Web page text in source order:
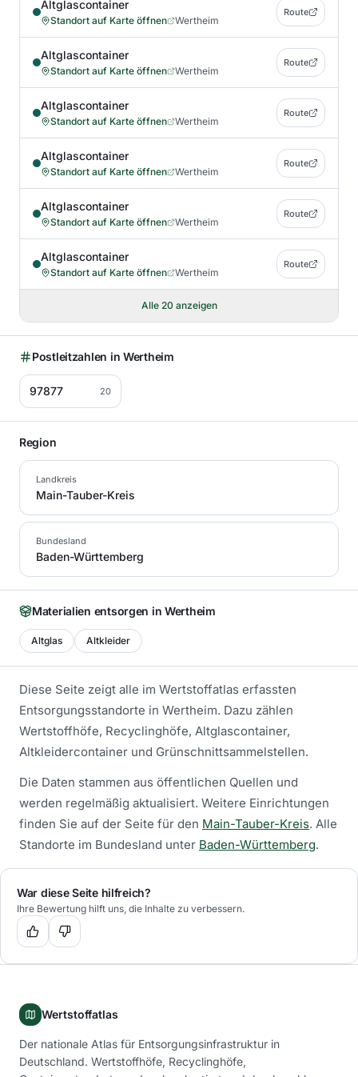
Altglascontainer
Standort auf Karte öffnen Wertheim
Route
Altglascontainer
Standort auf Karte öffnen Wertheim
Route
Altglascontainer
Standort auf Karte öffnen Wertheim
Route
Altglascontainer
Standort auf Karte öffnen Wertheim
Route
Altglascontainer
Standort auf Karte öffnen Wertheim
Route
Altglascontainer
Standort auf Karte öffnen Wertheim
Route
Alle 20 anzeigen
Postleitzahlen in Wertheim
97877 20
Region
Landkreis
Main-Tauber-Kreis
Bundesland
Baden-Württemberg
Materialien entsorgen inWertheim
Altglas Altkleider
Diese Seite zeigt alle im Wertstoffatlas erfassten
Entsorgungsstandorte in Wertheim. Dazu zählen
Wertstoffhöfe, Recyclinghöfe, Altglascontainer,
Altkleidercontainer und Grünschnittsammelstellen.
Die Daten stammen aus öffentlichen Quellen und
werden regelmäßig aktualisiert. Weitere Einrichtungen
finden Sie auf der Seite für den Main-Tauber-Kreis. Alle
Standorte im Bundesland unter Baden-Württemberg.
War diese Seite hilfreich?
Ihre Bewertung hilft uns, die Inhalte zu verbessern.
Wertstoffatlas
Der nationale Atlas für Entsorgungsinfrastruktur in
Deutschland. Wertstoffhöfe, Recyclinghöfe,